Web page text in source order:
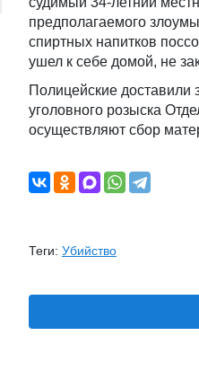
предполагаемого
спиртных напитков
ушел к себе домой, не
Полицейские доставили
уголовного розыска
осуществляют сбор
Теги: Убийство